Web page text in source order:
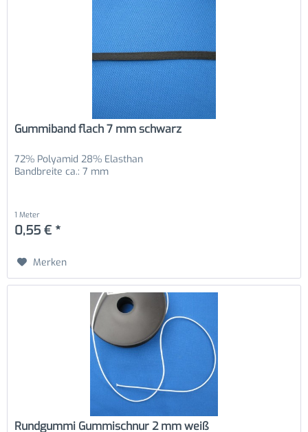
Gummiband flach 7 mm schwarz
72% Polyamid 28% Elasthan
Bandbreite ca.: 7 mm
1 Meter
0,55 € *
Merken
Rundgummi Gummischnur 2 mm weiß